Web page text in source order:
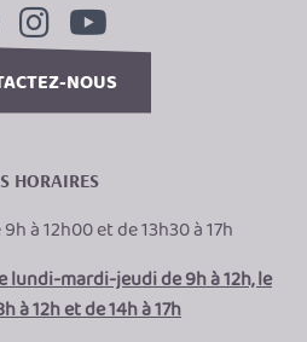
NOUS
HORAIRES
à 12h00 et de 13h30 à 17h
mardi-jeudi de 9h à 12h, le
à 12h et de 14h à 17h